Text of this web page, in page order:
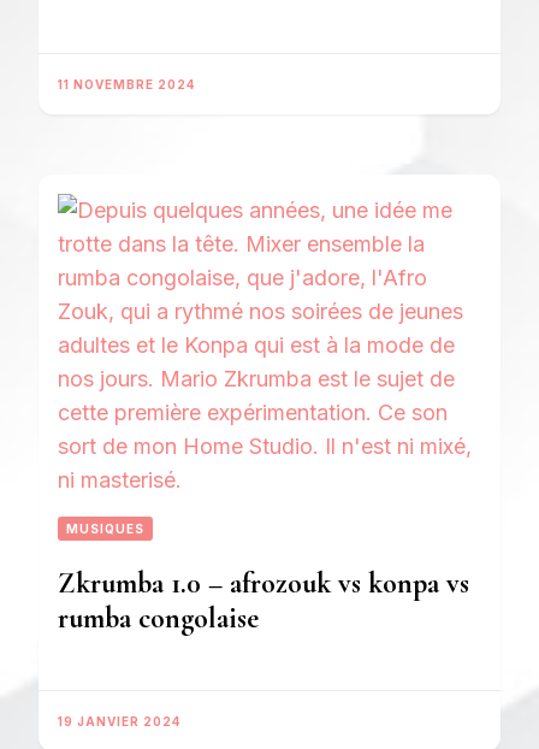
11 NOVEMBRE 2024
MUSIQUES
Zkrumba 1.0 – afrozouk vs konpa vs
rumba congolaise
19 JANVIER 2024